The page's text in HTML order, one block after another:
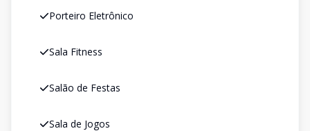
Porteiro Eletrônico
Sala Fitness
Salão de Festas
Sala de Jogos